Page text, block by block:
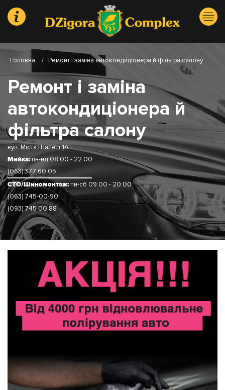
Головна / Ремонт і заміна автокондиціонера й фільтра салону
Ремонт і заміна
автокондиціонера й
фільтра салону
вул. Міста Шалетт 1А
Мийка:пн-нд 08:00 - 22:00
(063) 377 60 05
СТО/Шиномонтаж:пн-сб 09:00 - 20:00
(063) 745-00-90
(093) 745 00 88